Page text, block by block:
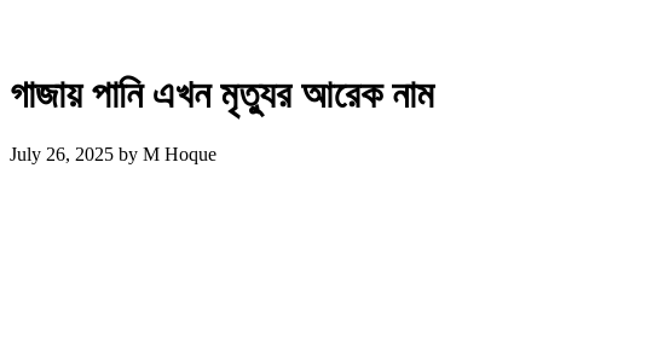
গাজায় পানি এখন মৃত্যুর আরেক নাম
July 26, 2025 by M Hoque